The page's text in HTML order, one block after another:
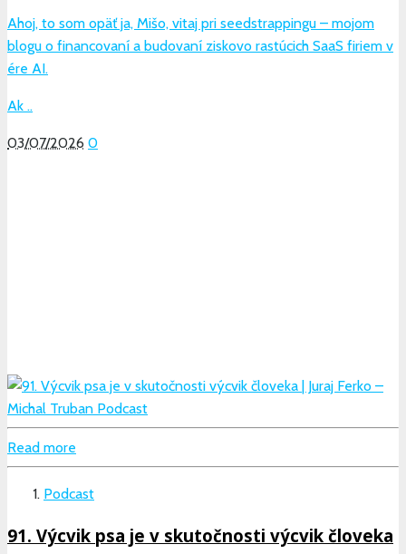
Ahoj, to som opäť ja, Mišo, vitaj pri seedstrappingu – mojom
blogu o financovaní a budovaní ziskovo rastúcich SaaS firiem v
ére AI.
Ak ..
03/07/2026 0
Read more
Podcast
91. Výcvik psa je v skutočnosti výcvik človeka